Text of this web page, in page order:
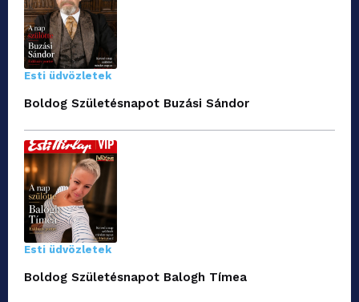
Esti üdvözletek
Boldog Születésnapot Buzási Sándor
Esti üdvözletek
Boldog Születésnapot Balogh Tímea